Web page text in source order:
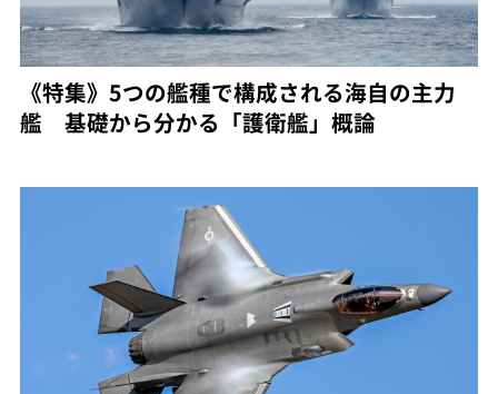
《特集》5つの艦種で構成される海自の主力
艦 基礎から分かる「護衛艦」概論